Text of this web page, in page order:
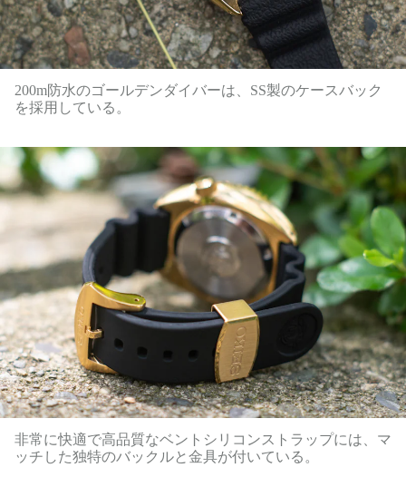
200m防水のゴールデンダイバーは、SS製のケースバック
を採用している。
非常に快適で高品質なベントシリコンストラップには、マ
ッチした独特のバックルと金具が付いている。